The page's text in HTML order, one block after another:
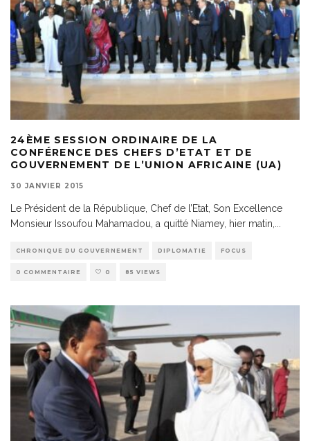
24ÈME SESSION ORDINAIRE DE LA
CONFÉRENCE DES CHEFS D’ETAT ET DE
GOUVERNEMENT DE L’UNION AFRICAINE (UA)
30 JANVIER 2015
Le Président de la République, Chef de l’Etat, Son Excellence
Monsieur Issoufou Mahamadou, a quitté Niamey, hier matin,
CHRONIQUE DU GOUVERNEMENT DIPLOMATIE FOCUS
0 COMMENTAIRE 0 85 VIEWS